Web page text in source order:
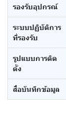
รองรับอุปกรณ์
ระบบปฏิบัติการ
ที่รองรับ
รูปแบบการติด
ตั้ง
สื่อบันทึกข้อมูล